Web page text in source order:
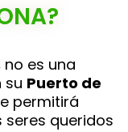
no es una
su Puerto de
permitirá
queridos